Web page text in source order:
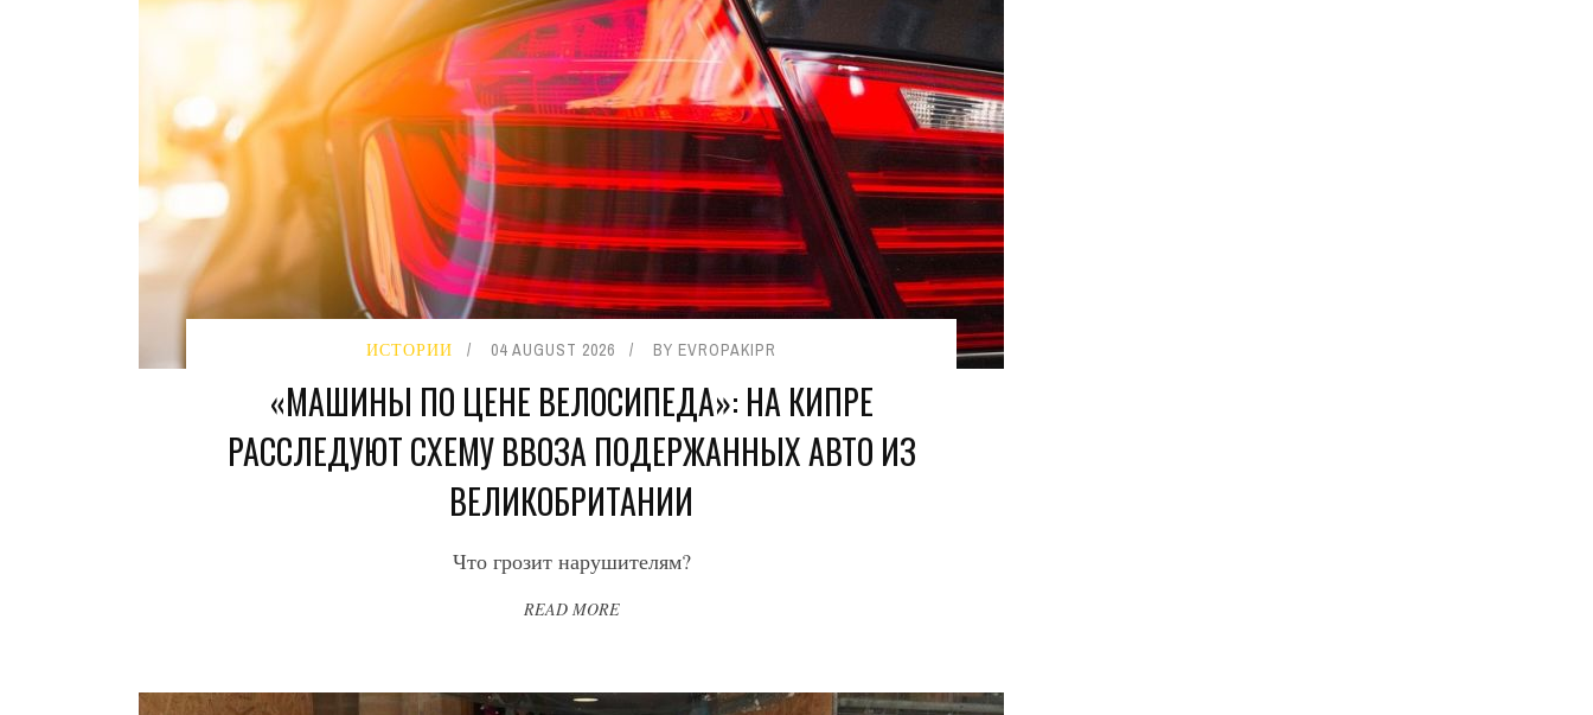
ИСТОРИИ 04 AUGUST 2026 BY EVROPAKIPR
«МАШИНЫ ПО ЦЕНЕ ВЕЛОСИПЕДА»: НА КИПРЕ
РАССЛЕДУЮТ СХЕМУ ВВОЗА ПОДЕРЖАННЫХ АВТО ИЗ
ВЕЛИКОБРИТАНИИ
Что грозит нарушителям?
READ MORE